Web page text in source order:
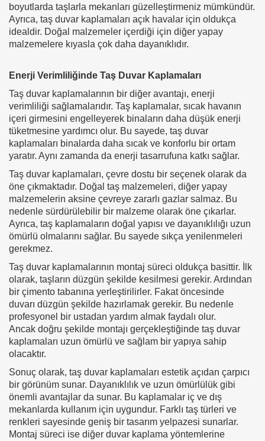
boyutlarda taşlarla mekanları güzelleştirmeniz mümkündür.
Ayrıca, taş duvar kaplamaları açık havalar için oldukça
idealdir. Doğal malzemeler içerdiği için diğer yapay
malzemelere kıyasla çok daha dayanıklıdır.
Enerji Verimliliğinde Taş Duvar Kaplamaları
Taş duvar kaplamalarının bir diğer avantajı, enerji
verimliliği sağlamalarıdır. Taş kaplamalar, sıcak havanın
içeri girmesini engelleyerek binaların daha düşük enerji
tüketmesine yardımcı olur. Bu sayede, taş duvar
kaplamaları binalarda daha sıcak ve konforlu bir ortam
yaratır. Aynı zamanda da enerji tasarrufuna katkı sağlar.
Taş duvar kaplamaları, çevre dostu bir seçenek olarak da
öne çıkmaktadır. Doğal taş malzemeleri, diğer yapay
malzemelerin aksine çevreye zararlı gazlar salmaz. Bu
nedenle sürdürülebilir bir malzeme olarak öne çıkarlar.
Ayrıca, taş kaplamaların doğal yapısı ve dayanıklılığı uzun
ömürlü olmalarını sağlar. Bu sayede sıkça yenilenmeleri
gerekmez.
Taş duvar kaplamalarının montaj süreci oldukça basittir. İlk
olarak, taşların düzgün şekilde kesilmesi gerekir. Ardından
bir çimento tabanına yerleştirilirler. Fakat öncesinde
duvarı düzgün şekilde hazırlamak gerekir. Bu nedenle
profesyonel bir ustadan yardım almak faydalı olur.
Ancak doğru şekilde montajı gerçekleştiğinde taş duvar
kaplamaları uzun ömürlü ve sağlam bir yapıya sahip
olacaktır.
Sonuç olarak, taş duvar kaplamaları estetik açıdan çarpıcı
bir görünüm sunar. Dayanıklılık ve uzun ömürlülük gibi
önemli avantajlar da sunar. Bu kaplamalar iç ve dış
mekanlarda kullanım için uygundur. Farklı taş türleri ve
renkleri sayesinde geniş bir tasarım yelpazesi sunarlar.
Montaj süreci ise diğer duvar kaplama yöntemlerine